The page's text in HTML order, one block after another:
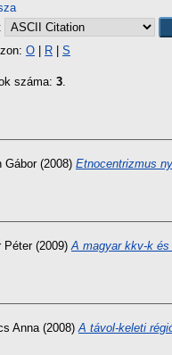
O R S
száma: 3.
Gábor(2008) Etnocentrizmus
Péter(2009)A magyar kkv-k és
Anna(2008)A távol-keleti